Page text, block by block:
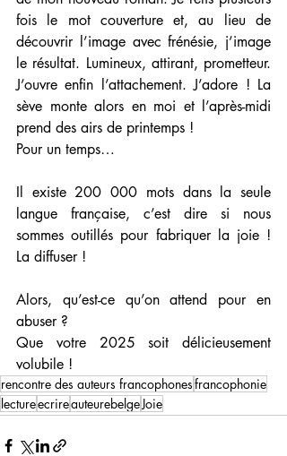
fois le mot couverture et, au lieu de
découvrir l’image avec frénésie, j’image
le résultat. Lumineux, attirant, prometteur.
J’ouvre enfin l’attachement. J’adore ! La
sève monte alors en moi et l’après-midi
prend des airs de printemps !
Pour un temps…
Il existe 200 000 mots dans la seule
langue française, c’est dire si nous
sommes outillés pour fabriquer la joie !
La diffuser !
Alors, qu’est-ce qu’on attend pour en
abuser ?
Que votre 2025 soit délicieusement
volubile !
rencontre des auteurs francophonesfrancophonie
lectureecrireauteurebelgeJoie